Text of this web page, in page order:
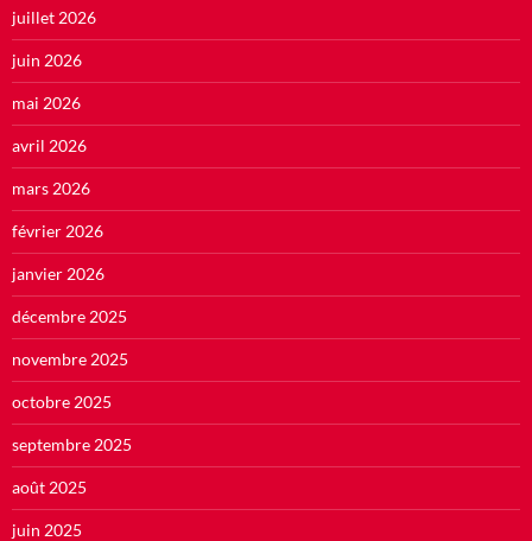
juillet 2026
juin 2026
mai 2026
avril 2026
mars 2026
février 2026
janvier 2026
décembre 2025
novembre 2025
octobre 2025
septembre 2025
août 2025
juin 2025